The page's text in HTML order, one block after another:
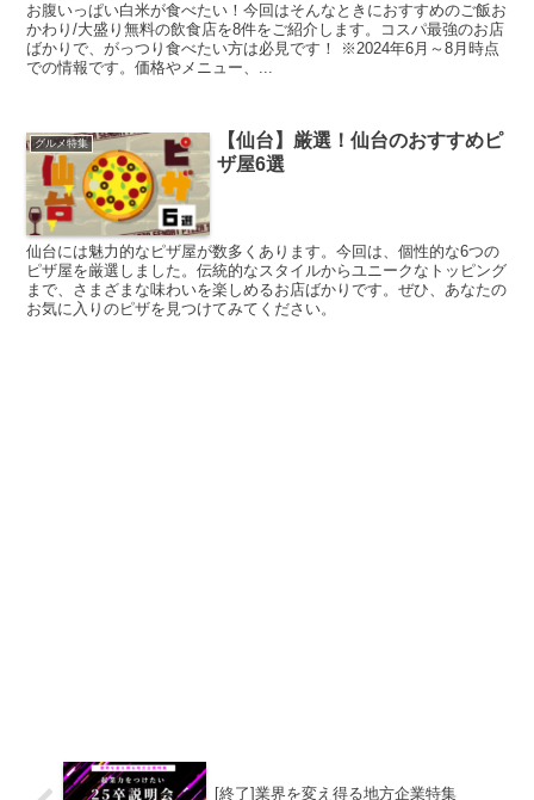
お腹いっぱい白米が食べたい！今回はそんなときにおすすめのご飯お
かわり/大盛り無料の飲食店を8件をご紹介します。コスパ最強のお店
ばかりで、がっつり食べたい方は必見です！ ※2024年6月～8月時点
での情報です。価格やメニュー、...
グルメ特集
【仙台】厳選！仙台のおすすめピ
ザ屋6選
仙台には魅力的なピザ屋が数多くあります。今回は、個性的な6つの
ピザ屋を厳選しました。伝統的なスタイルからユニークなトッピング
まで、さまざまな味わいを楽しめるお店ばかりです。ぜひ、あなたの
お気に入りのピザを見つけてみてください。
[終了]業界を変え得る地方企業特集